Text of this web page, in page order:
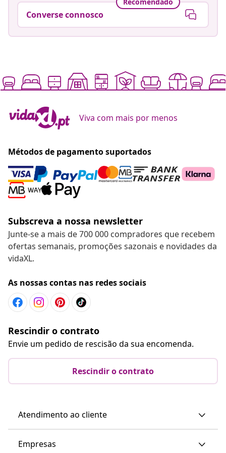
Recomendado
Converse connosco
Viva com mais por menos
Métodos de pagamento suportados
Subscreva a nossa newsletter
Junte-se a mais de 700 000 compradores que recebem
ofertas semanais, promoções sazonais e novidades da
vidaXL.
As nossas contas nas redes sociais
Rescindir o contrato
Envie um pedido de rescisão da sua encomenda.
Rescindir o contrato
Atendimento ao cliente
Empresas